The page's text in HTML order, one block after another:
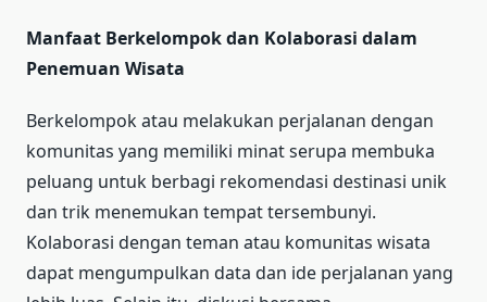
Manfaat Berkelompok dan Kolaborasi dalam
Penemuan Wisata
Berkelompok atau melakukan perjalanan dengan
komunitas yang memiliki minat serupa membuka
peluang untuk berbagi rekomendasi destinasi unik
dan trik menemukan tempat tersembunyi.
Kolaborasi dengan teman atau komunitas wisata
dapat mengumpulkan data dan ide perjalanan yang